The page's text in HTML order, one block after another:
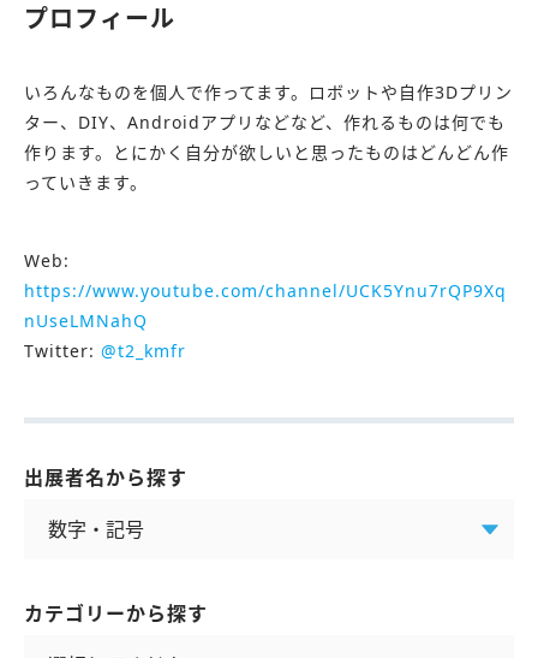
プロフィール
いろんなものを個人で作ってます。ロボットや自作3Dプリン
ター、DIY、Androidアプリなどなど、作れるものは何でも
作ります。とにかく自分が欲しいと思ったものはどんどん作
っていきます。
Web:
https://www.youtube.com/channel/UCK5Ynu7rQP9Xq
nUseLMNahQ
Twitter: @t2_kmfr
出展者名から探す
カテゴリーから探す